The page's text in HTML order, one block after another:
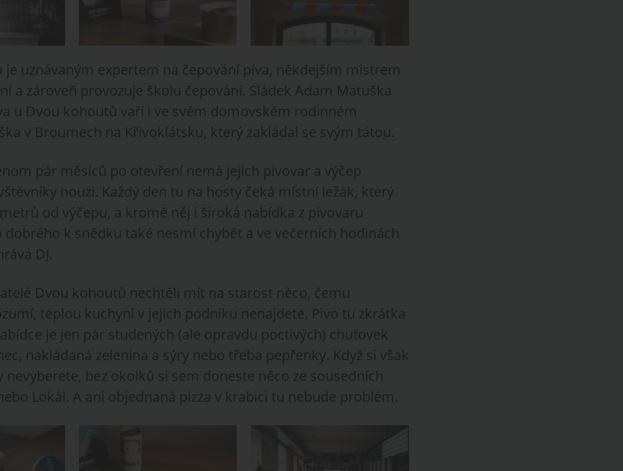
je uznávaným expertem na čepování piva, někdejším mistrem
a zároveň provozuje školu čepování. Sládek Adam Matuška
u Dvou kohoutů vaří i ve svém domovském rodinném
v Broumech na Křivoklátsku, který zakládal se svým tátou.
pár měsíců po otevření nemá jejich pivovar a výčep
nouzi. Každý den tu na hosty čeká místní ležák, který
od výčepu, a kromě něj i široká nabídka z pivovaru
dobrého k snědku také nesmí chybět a ve večerních hodinách
DJ.
Dvou kohoutů nechtěli mít na starost něco, čemu
teplou kuchyni v jejich podniku nenajdete. Pivo tu zkrátka
je jen pár studených (ale opravdu poctivých) chuťovek
nakládaná zelenina a sýry nebo třeba pepřenky. Když si však
nevyberete, bez okolků si sem doneste něco ze sousedních
Lokál. A ani objednaná pizza v krabici tu nebude problém.